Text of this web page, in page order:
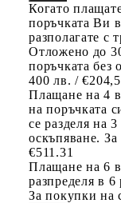
Когато
поръчката Ви
разполагате с
Отложено до
поръчката без
400 лв. /
Плащане на 4
на поръчката
се разделя на
оскъпяване.
€511.31
Плащане на 6
разпределя в
За покупки на